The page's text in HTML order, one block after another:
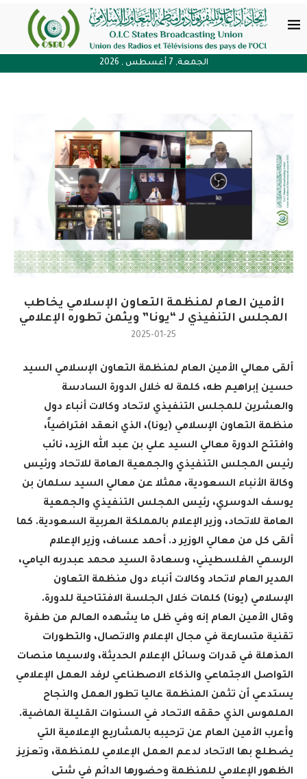
الجمعة, 7 أغسطس , 2026
الأمين العام لمنظمة التعاون الإسلامي يخاطب
المجلس التنفيذي لـ “يونا” ويثمن تطوره الإعلامي
2025-01-25
ألقى معالي الأمين العام لمنظمة التعاون الإسلامي السيد
حسين إبراهيم طه، كلمة له خلال الدورة السادسة
والعشرين للمجلس التنفيذي لاتحاد وكالات أنباء دول
منظمة التعاون الإسلامي (يونا)، الذي انعقد افتراضياً،
وافتتح الدورة معالي السيد علي بن عبد الله الزيد، نائب
رئيس المجلس التنفيذي والجمعية العامة للاتحاد ورئيس
وكالة الأنباء السعودية، ممثلا عن معالي السيد سلمان بن
يوسف الدوسري، رئيس المجلس التنفيذي والجمعية
العامة للاتحاد، وزير الإعلام بالمملكة العربية السعودية. كما
ألقى كل من معالي الوزير د. أحمد عساف، وزير الإعلام
الرسمي الفلسطيني، وسعادة السيد محمد عبدربه اليامي،
المدير العام لاتحاد وكالات أنباء دول منظمة التعاون
الإسلامي (يونا) كلمات خلال الجلسة الافتتاحية للدورة.
وقال الأمين العام إنه وفي ظل ما يشهده العالم من طفرة
تقنية متسارعة في مجال الإعلام والاتصال، والتطورات
المذهلة في قدرات وسائل الإعلام الحديثة، ولاسيما منصات
التواصل الاجتماعي والذكاء الاصطناعي لرفد العمل الإعلامي
يستدعي أن تثمن المنظمة عاليا تطور العمل والنجاح
الملموس الذي حققه الاتحاد في السنوات القليلة الماضية.
وأعرب الأمين العام عن ترحيبه بالمشاريع الإعلامية التي
يضطلع بها الاتحاد لدعم العمل الإعلامي للمنظمة، وتعزيز
الظهور الإعلامي للمنظمة وحضورها الدائم في شتى